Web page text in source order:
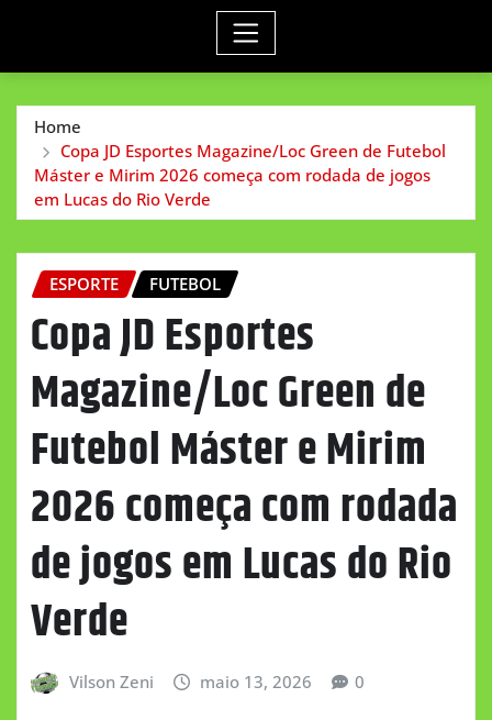
Home
Copa JD Esportes Magazine/Loc Green de Futebol
Máster e Mirim 2026 começa com rodada de jogos
em Lucas do Rio Verde
ESPORTE FUTEBOL
Copa JD Esportes
Magazine/Loc Green de
Futebol Máster e Mirim
2026 começa com rodada
de jogos em Lucas do Rio
Verde
Vilson Zeni maio 13, 2026 0